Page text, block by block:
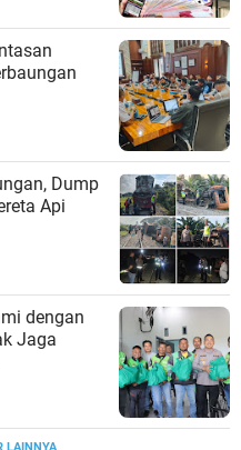
Dump
Api
dengan
Jaga